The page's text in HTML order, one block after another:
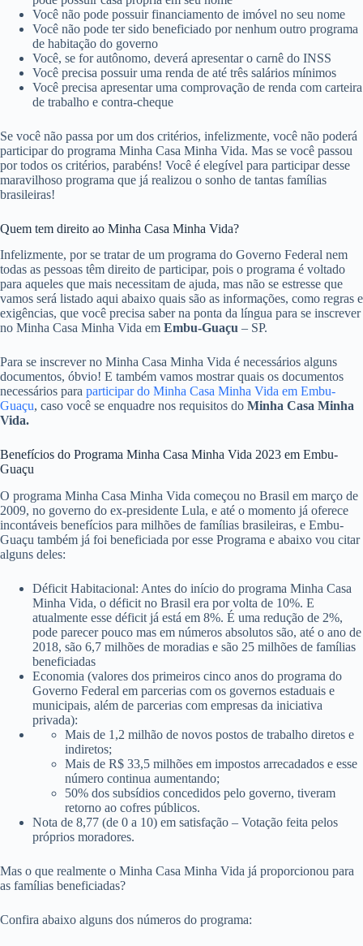
Você não pode possuir financiamento de imóvel no seu nome
Você não pode ter sido beneficiado por nenhum outro programa
de habitação do governo
Você, se for autônomo, deverá apresentar o carnê do INSS
Você precisa possuir uma renda de até três salários mínimos
Você precisa apresentar uma comprovação de renda com carteira
de trabalho e contra-cheque
Se você não passa por um dos critérios, infelizmente, você não poderá
participar do programa Minha Casa Minha Vida. Mas se você passou
por todos os critérios, parabéns! Você é elegível para participar desse
maravilhoso programa que já realizou o sonho de tantas famílias
brasileiras!
Quem tem direito ao Minha Casa Minha Vida?
Infelizmente, por se tratar de um programa do Governo Federal nem
todas as pessoas têm direito de participar, pois o programa é voltado
para aqueles que mais necessitam de ajuda, mas não se estresse que
vamos será listado aqui abaixo quais são as informações, como regras e
exigências, que você precisa saber na ponta da língua para se inscrever
no Minha Casa Minha Vida em Embu-Guaçu – SP.
Para se inscrever no Minha Casa Minha Vida é necessários alguns
documentos, óbvio! E também vamos mostrar quais os documentos
necessários para participar do Minha Casa Minha Vida em Embu-
Guaçu, caso você se enquadre nos requisitos do Minha Casa Minha
Vida.
Benefícios do Programa Minha Casa Minha Vida 2023 em Embu-
Guaçu
O programa Minha Casa Minha Vida começou no Brasil em março de
2009, no governo do ex-presidente Lula, e até o momento já oferece
incontáveis benefícios para milhões de famílias brasileiras, e Embu-
Guaçu também já foi beneficiada por esse Programa e abaixo vou citar
alguns deles:
Déficit Habitacional: Antes do início do programa Minha Casa
Minha Vida, o déficit no Brasil era por volta de 10%. E
atualmente esse déficit já está em 8%. É uma redução de 2%,
pode parecer pouco mas em números absolutos são, até o ano de
2018, são 6,7 milhões de moradias e são 25 milhões de famílias
beneficiadas
Economia (valores dos primeiros cinco anos do programa do
Governo Federal em parcerias com os governos estaduais e
municipais, além de parcerias com empresas da iniciativa
privada):
Mais de 1,2 milhão de novos postos de trabalho diretos e
indiretos;
Mais de R$ 33,5 milhões em impostos arrecadados e esse
número continua aumentando;
50% dos subsídios concedidos pelo governo, tiveram
retorno ao cofres públicos.
Nota de 8,77 (de 0 a 10) em satisfação – Votação feita pelos
próprios moradores.
Mas o que realmente o Minha Casa Minha Vida já proporcionou para
as famílias beneficiadas?
Confira abaixo alguns dos números do programa: